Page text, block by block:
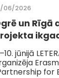
06/2026
un Rīgā
jūnijā
for